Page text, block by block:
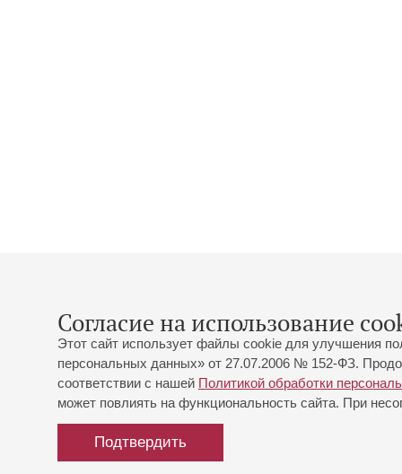
Согласие на использование
Этот сайт использует файлы cookie для улучшения
персональных данных» от 27.07.2006 № 152-ФЗ.
соответствии с нашей Политикой обработки
может повлиять на функциональность сайта. При
Подтвердить